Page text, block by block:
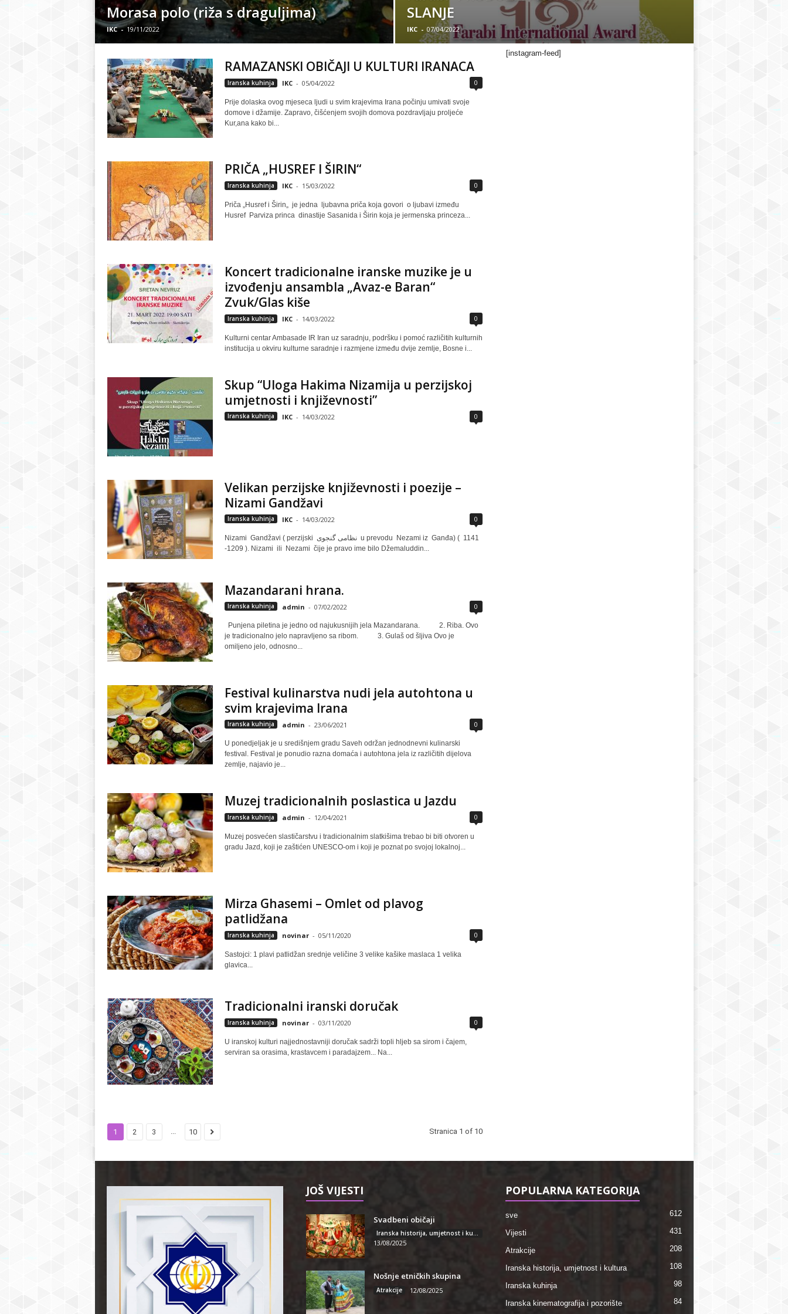
r
a
r
a
e
v
o
Morasa polo (riža s draguljima)
IKC - 19/11/2022
SLANJE
IKC - 07/04/2022
RAMAZANSKI OBIČAJI U KULTURI IRANACA
Iranska kuhinja IKC - 05/04/2022 0
Prije dolaska ovog mjeseca ljudi u svim krajevima Irana počinju umivati svoje
domove i džamije. Zapravo, čišćenjem svojih domova pozdravljaju proljeće
Kur,ana kako bi...
PRIČA „HUSREF I ŠIRIN“
Iranska kuhinja IKC - 15/03/2022 0
Priča „Husref i Širin„ je jedna ljubavna priča koja govori o ljubavi između
Husref Parviza princa dinastije Sasanida i Širin koja je jermenska princeza...
Koncert tradicionalne iranske muzike je u
izvođenju ansambla „Avaz-e Baran“
Zvuk/Glas kiše
Iranska kuhinja IKC - 14/03/2022 0
Kulturni centar Ambasade IR Iran uz saradnju, podršku i pomoć različitih kulturnih
institucija u okviru kulturne saradnje i razmjene između dvije zemlje, Bosne i...
Skup “Uloga Hakima Nizamija u perzijskoj
umjetnosti i književnosti”
Iranska kuhinja IKC - 14/03/2022 0
Velikan perzijske književnosti i poezije –
Nizami Gandžavi
Iranska kuhinja IKC - 14/03/2022 0
Nizami Gandžavi ( perzijski نظامی گنجوی u prevodu Nezami iz Ganđa) ( 1141
-1209 ). Nizami ili Nezami čije je pravo ime bilo Džemaluddin...
Mazandarani hrana.
Iranska kuhinja admin - 07/02/2022 0
Punjena piletina je jedno od najukusnijih jela Mazandarana. 2. Riba. Ovo
je tradicionalno jelo napravljeno sa ribom. 3. Gulaš od šljiva Ovo je
omiljeno jelo, odnosno...
Festival kulinarstva nudi jela autohtona u
svim krajevima Irana
Iranska kuhinja admin - 23/06/2021 0
U ponedjeljak je u središnjem gradu Saveh održan jednodnevni kulinarski
festival. Festival je ponudio razna domaća i autohtona jela iz različitih dijelova
zemlje, najavio je...
Muzej tradicionalnih poslastica u Jazdu
Iranska kuhinja admin - 12/04/2021 0
Muzej posvećen slastičarstvu i tradicionalnim slatkišima trebao bi biti otvoren u
gradu Jazd, koji je zaštićen UNESCO-om i koji je poznat po svojoj lokalnoj...
Mirza Ghasemi – Omlet od plavog
patlidžana
Iranska kuhinja novinar - 05/11/2020 0
Sastojci: 1 plavi patlidžan srednje veličine 3 velike kašike maslaca 1 velika
glavica...
Tradicionalni iranski doručak
Iranska kuhinja novinar - 03/11/2020 0
U iranskoj kulturi najjednostavniji doručak sadrži topli hljeb sa sirom i čajem,
serviran sa orasima, krastavcem i paradajzem... Na...
1 2 3 10 Stranica 1 of 10
[instagram-feed]
JOŠ VIJESTI
Svadbeni običaji
13/08/2025
Nošnje etničkih skupina
Atrakcije 12/08/2025
POPULARNA KATEGORIJA
sve 612
Vijesti 431
Atrakcije 208
Iranska historija, umjetnost i kultura 108
Iranska kuhinja 98
Iranska kinematografija i pozorište 84